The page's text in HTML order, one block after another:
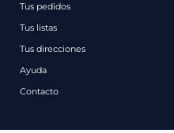
Tus pedidos
Tus listas
Tus direcciones
Ayuda
Contacto